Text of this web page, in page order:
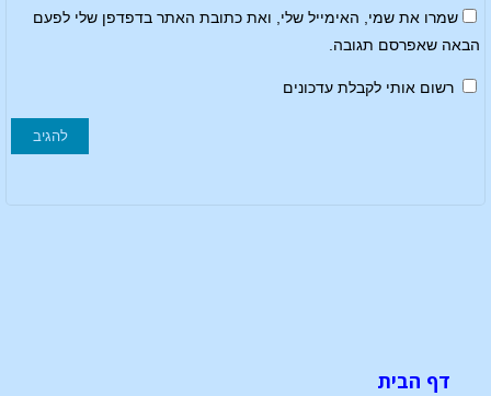
שמרו את שמי, האימייל שלי, ואת כתובת האתר בדפדפן שלי לפעם
הבאה שאפרסם תגובה.
רשום אותי לקבלת עדכונים
דף הבית